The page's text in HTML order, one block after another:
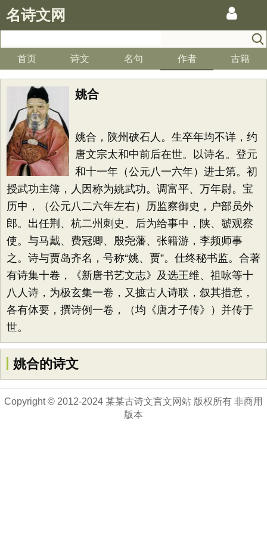
名诗文网
首页 诗文 名句 作者 古籍
姚合
姚合，陕州硖石人。生卒年均不详，约
唐文宗太和中前后在世。以诗名。登元
和十一年（公元八一六年）进士第。初
授武功主簿，人因称为姚武功。调富平、万年尉。宝
历中，（公元八二六年左右）历监察御史，户部员外
郎。出任荆、杭二州刺史。后为给事中，陕、虢观察
使。与马戴、费冠卿、殷尧藩、张籍游，李频师事
之。诗与贾岛齐名，号称“姚、贾”。仕终秘书监。合著
有诗集十卷，《新唐书艺文志》及选王维、祖咏等十
八人诗，为极玄集一卷，又摭古人诗联，叙其措意，
各有体要，撰诗例一卷，（均《唐才子传》）并传于
世。
姚合的诗文
Copyright © 2012-2024 某某古诗文言文网站 版权所有 非商用
版本